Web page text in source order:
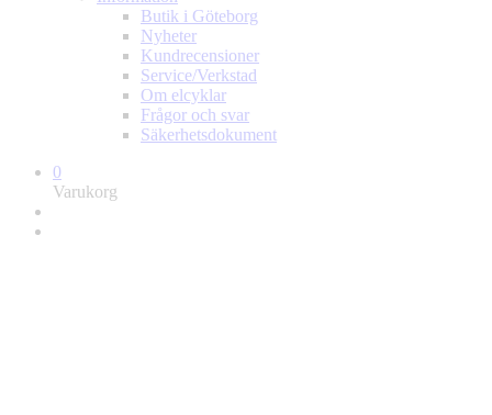
Butik i Göteborg
Nyheter
Kundrecensioner
Service/Verkstad
Om elcyklar
Frågor och svar
Säkerhetsdokument
0
Varukorg